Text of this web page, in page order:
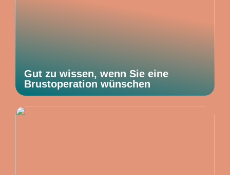
Gut zu wissen, wenn Sie eine
Brustoperation wünschen